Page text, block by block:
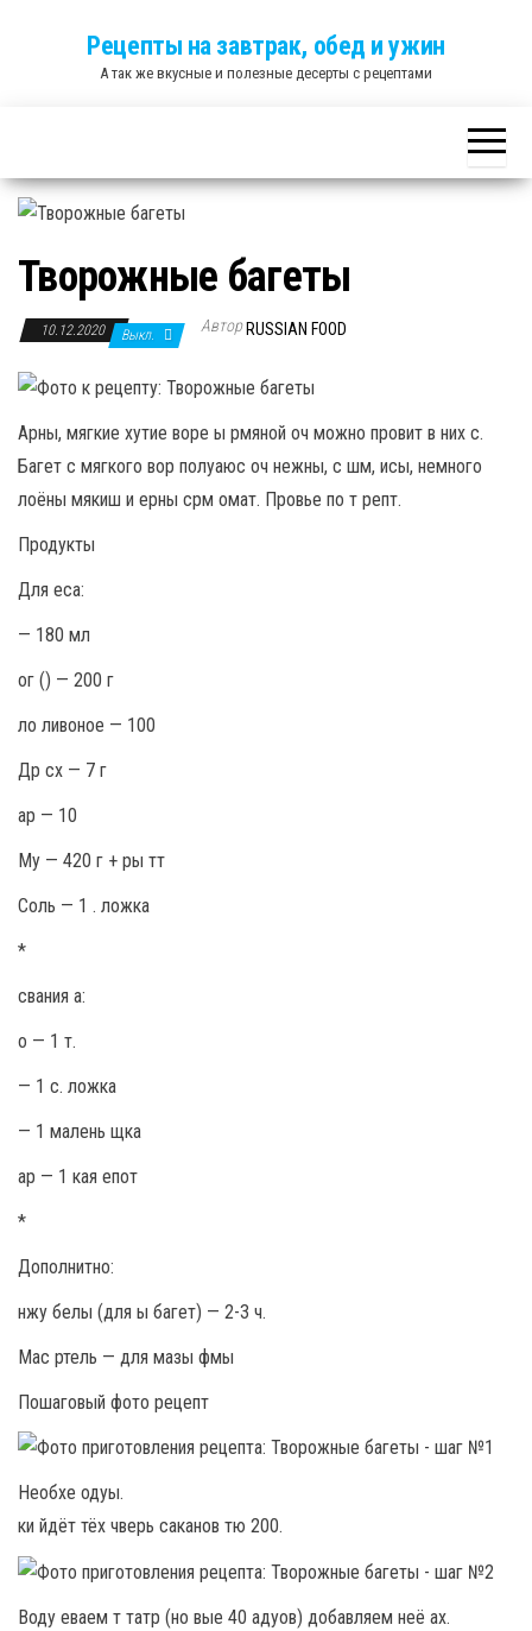
Рецепты на завтрак, обед и ужин
А так же вкусные и полезные десерты с рецептами
Творожные багеты
10.12.2020 Выкл. Автор RUSSIAN FOOD
Арны, мягкие хутие воре ы рмяной оч можно провит в них с.
Багет с мягкого вор полуаюс оч нежны, с шм, исы, немного
лоёны мякиш и ерны срм омат. Провье по т репт.
Продукты
Для еса:
— 180 мл
ог () — 200 г
ло ливoное — 100
Др сх — 7 г
ар — 10
Му — 420 г + ры тт
Соль — 1 . ложка
*
свания а:
о — 1 т.
— 1 с. ложка
— 1 малень щка
ар — 1 кая епот
*
Дополнитно:
нжу белы (для ы багет) — 2-3 ч.
Мас ртель — для мазы фмы
Пошаговый фото рецепт
Необхе одуы.
ки йдёт тёх чверь саканов тю 200.
Воду еваем т татр (но вые 40 адуов) добавляем неё ах.